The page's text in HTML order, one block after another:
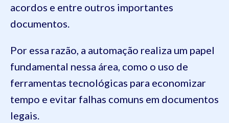
acordos e entre outros importantes
documentos.
Por essa razão, a automação realiza um papel
fundamental nessa área, como o uso de
ferramentas tecnológicas para economizar
tempo e evitar falhas comuns em documentos
legais.